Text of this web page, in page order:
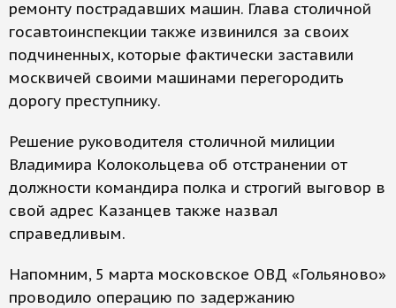
ремонту пострадавших машин. Глава столичной
госавтоинспекции также извинился за своих
подчиненных, которые фактически заставили
москвичей своими машинами перегородить
дорогу преступнику.
Решение руководителя столичной милиции
Владимира Колокольцева об отстранении от
должности командира полка и строгий выговор в
свой адрес Казанцев также назвал
справедливым.
Напомним, 5 марта московское ОВД «Гольяново»
проводило операцию по задержанию